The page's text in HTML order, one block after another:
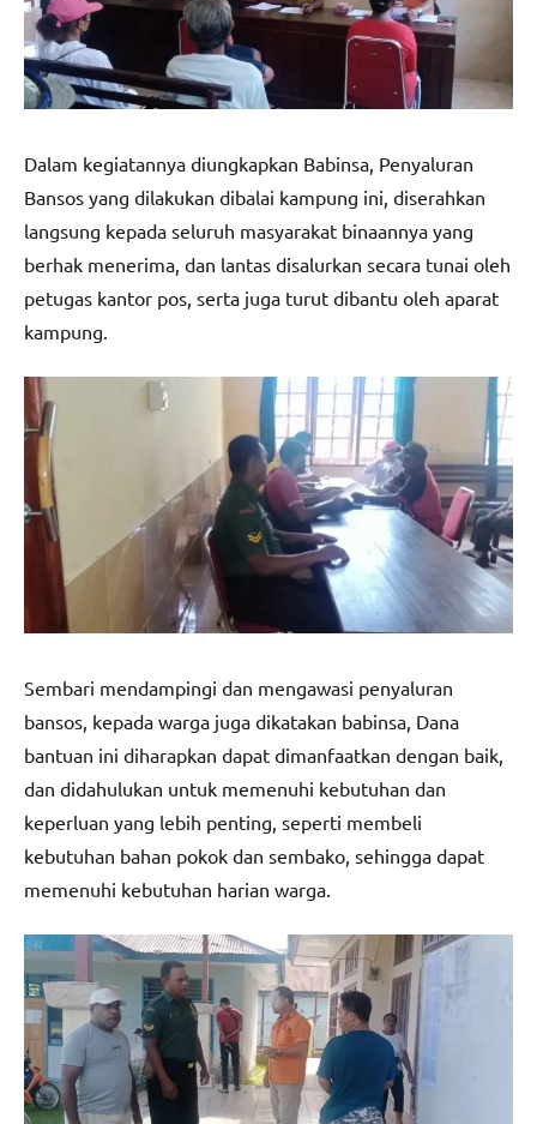
Dalam kegiatannya diungkapkan Babinsa, Penyaluran
Bansos yang dilakukan dibalai kampung ini, diserahkan
langsung kepada seluruh masyarakat binaannya yang
berhak menerima, dan lantas disalurkan secara tunai oleh
petugas kantor pos, serta juga turut dibantu oleh aparat
kampung.
Sembari mendampingi dan mengawasi penyaluran
bansos, kepada warga juga dikatakan babinsa, Dana
bantuan ini diharapkan dapat dimanfaatkan dengan baik,
dan didahulukan untuk memenuhi kebutuhan dan
keperluan yang lebih penting, seperti membeli
kebutuhan bahan pokok dan sembako, sehingga dapat
memenuhi kebutuhan harian warga.